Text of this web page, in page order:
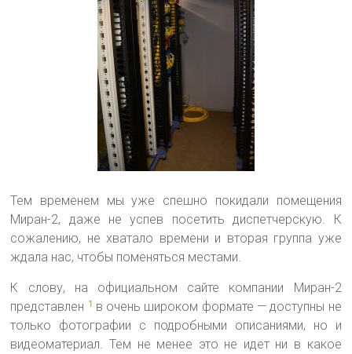
Тем временем мы уже спешно покидали помещения
Миран-2, даже не успев посетить диспетчерскую. К
сожалению, не хватало времени и вторая группа уже
ждала нас, чтобы поменяться местами.
К слову, на официальном сайте компании Миран-2
представлен
1
в очень широком формате — доступны не
только фотографии с подробными описаниями, но и
видеоматериал. Тем не менее это не идет ни в какое